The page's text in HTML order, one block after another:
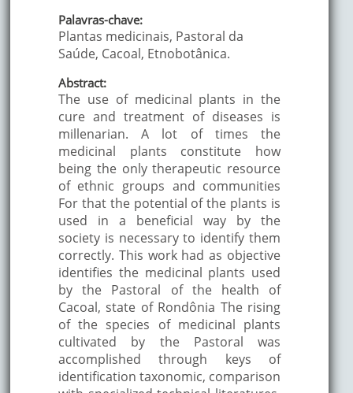
Palavras-chave:
Plantas medicinais, Pastoral da
Saúde, Cacoal, Etnobotânica.
Abstract:
The use of medicinal plants in the
cure and treatment of diseases is
millenarian. A lot of times the
medicinal plants constitute how
being the only therapeutic resource
of ethnic groups and communities
For that the potential of the plants is
used in a beneficial way by the
society is necessary to identify them
correctly. This work had as objective
identifies the medicinal plants used
by the Pastoral of the health of
Cacoal, state of Rondônia The rising
of the species of medicinal plants
cultivated by the Pastoral was
accomplished through keys of
identification taxonomic, comparison